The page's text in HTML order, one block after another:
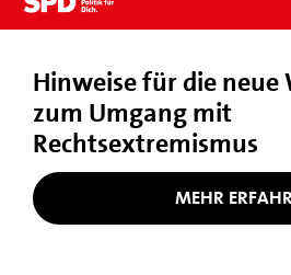
Hinweise für die neue
zum Umgang mit
Rechtsextremismus
MEHR